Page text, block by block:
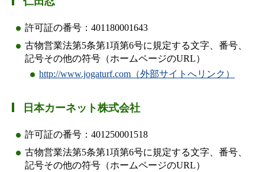
許可証の番号：401180001643
古物営業法第5条第1項第6号に規定する文字、番号、
記号その他の符号（ホームページのURL）
http://www.jogaturf.com（外部サイトへリンク）
日本カーネット株式会社
許可証の番号：401250001518
古物営業法第5条第1項第6号に規定する文字、番号、
記号その他の符号（ホームページのURL）